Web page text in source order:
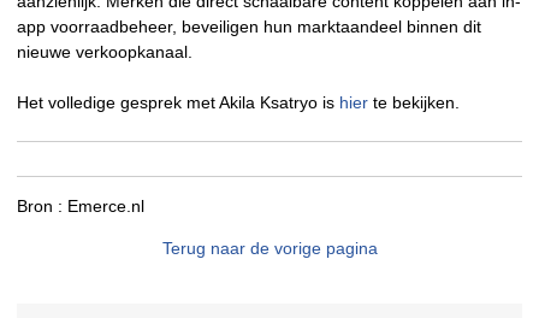
app voorraadbeheer, beveiligen hun marktaandeel binnen dit
nieuwe verkoopkanaal.
Het volledige gesprek met Akila Ksatryo is hier te bekijken.
Bron : Emerce.nl
Terug naar de vorige pagina